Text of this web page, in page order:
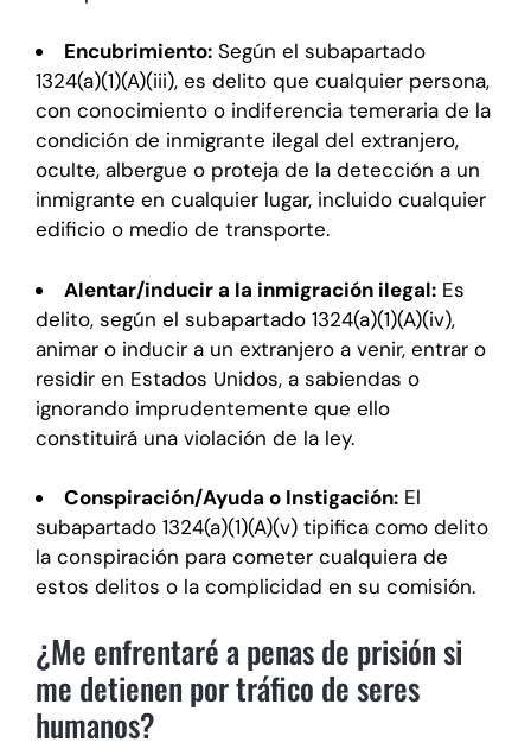
Encubrimiento: Según el subapartado
1324(a)(1)(A)(iii), es delito que cualquier persona,
con conocimiento o indiferencia temeraria de la
condición de inmigrante ilegal del extranjero,
oculte, albergue o proteja de la detección a un
inmigrante en cualquier lugar, incluido cualquier
edificio o medio de transporte.
Alentar/inducir a la inmigración ilegal: Es
delito, según el subapartado 1324(a)(1)(A)(iv),
animar o inducir a un extranjero a venir, entrar o
residir en Estados Unidos, a sabiendas o
ignorando imprudentemente que ello
constituirá una violación de la ley.
Conspiración/Ayuda o Instigación: El
subapartado 1324(a)(1)(A)(v) tipifica como delito
la conspiración para cometer cualquiera de
estos delitos o la complicidad en su comisión.
¿Me enfrentaré a penas de prisión si
me detienen por tráfico de seres
humanos?